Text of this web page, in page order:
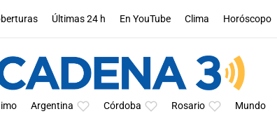
Últimas 24 h En YouTube Clima Horóscopo
Argentina Córdoba Rosario Mundo